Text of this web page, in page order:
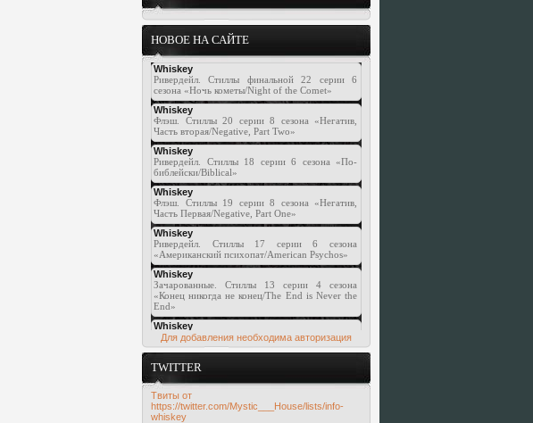
НОВОЕ НА САЙТЕ
Для добавления необходима авторизация
TWITTER
Твиты от
https://twitter.com/Mystic___House/lists/info-
whiskey